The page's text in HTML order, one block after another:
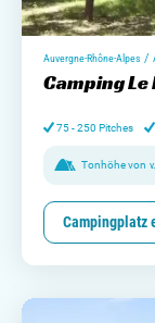
Auvergne-Rhône-Alpes /
Camping
75 - 250 Pitches
Tonhöhe von
Campingplatz